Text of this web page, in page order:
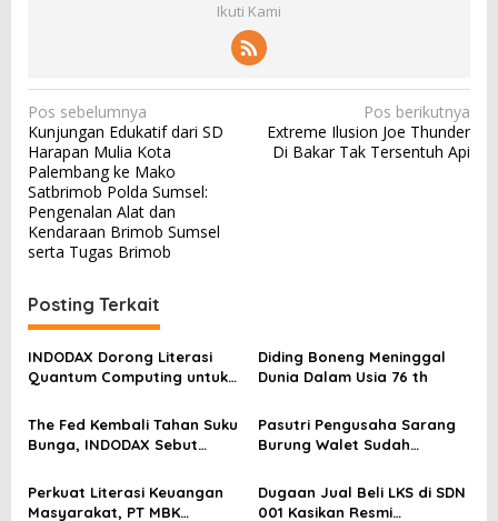
Ikuti Kami
N
a
v
i
g
a
s
i
p
o
s
Pos sebelumnya
Kunjungan Edukatif dari SD
Harapan Mulia Kota
Palembang ke Mako
Satbrimob Polda Sumsel:
Pengenalan Alat dan
Kendaraan Brimob Sumsel
serta Tugas Brimob
Pos berikutnya
Extreme Ilusion Joe Thunder
Di Bakar Tak Tersentuh Api
Posting Terkait
INDODAX Dorong Literasi
Quantum Computing untuk
Blockchain
Diding Boneng Meninggal
Dunia Dalam Usia 76 th
The Fed Kembali Tahan Suku
Bunga, INDODAX Sebut
Sentimen Pasar
Pasutri Pengusaha Sarang
Burung Walet Sudah
Pelapor Desak Polda Jambi
Segera Lakukan Penahanan
Perkuat Literasi Keuangan
Masyarakat, PT MBK
Dugaan Jual Beli LKS di SDN
001 Kasikan Resmi